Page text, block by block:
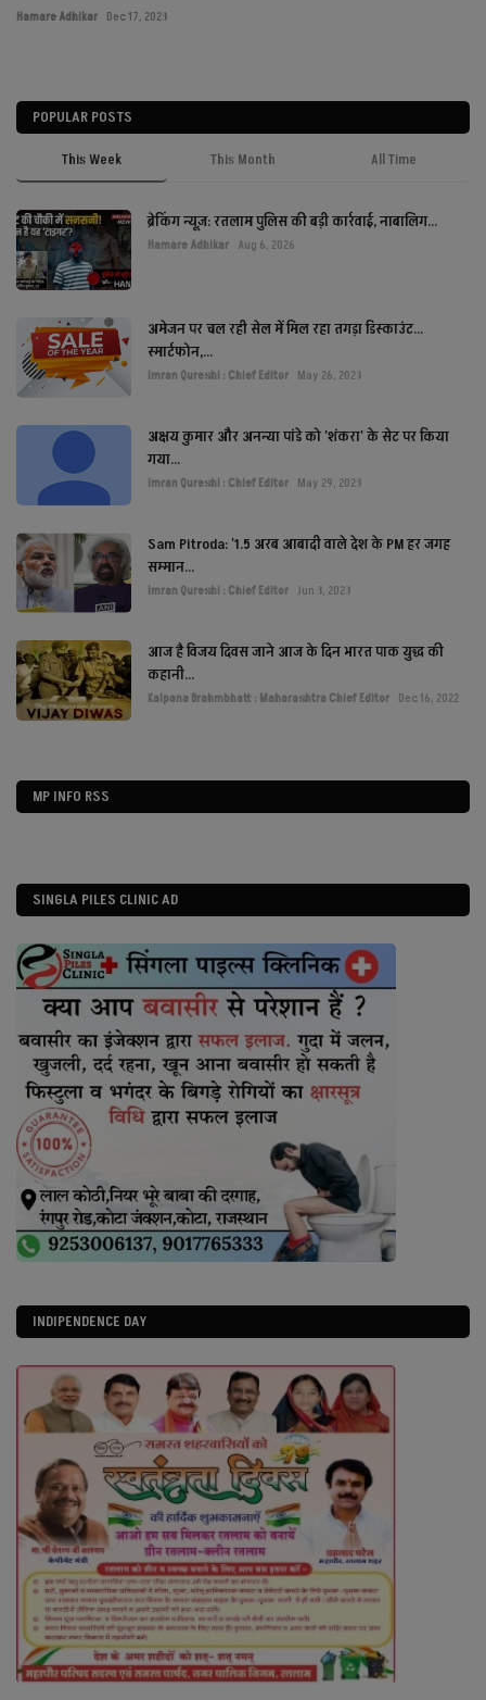
Hamare Adhikar Dec 17, 2023
POPULAR POSTS
This Week This Month All Time
ब्रेकिंग न्यूज़: रतलाम पुलिस की बड़ी कार्रवाई, नाबालिग...
Hamare Adhikar Aug 6, 2026
अमेजन पर चल रही सेल में मिल रहा तगड़ा डिस्काउंट...
स्मार्टफोन,...
Imran Qureshi : Chief Editor May 26, 2023
अक्षय कुमार और अनन्या पांडे को 'शंकरा' के सेट पर किया
गया...
Imran Qureshi : Chief Editor May 29, 2023
Sam Pitroda: '1.5 अरब आबादी वाले देश के PM हर जगह
सम्मान...
Imran Qureshi : Chief Editor Jun 3, 2023
आज है विजय दिवस जाने आज के दिन भारत पाक युद्ध की
कहानी...
Kalpana Brahmbhatt : Maharashtra Chief Editor Dec 16, 2022
MP INFO RSS
SINGLA PILES CLINIC AD
INDIPENDENCE DAY